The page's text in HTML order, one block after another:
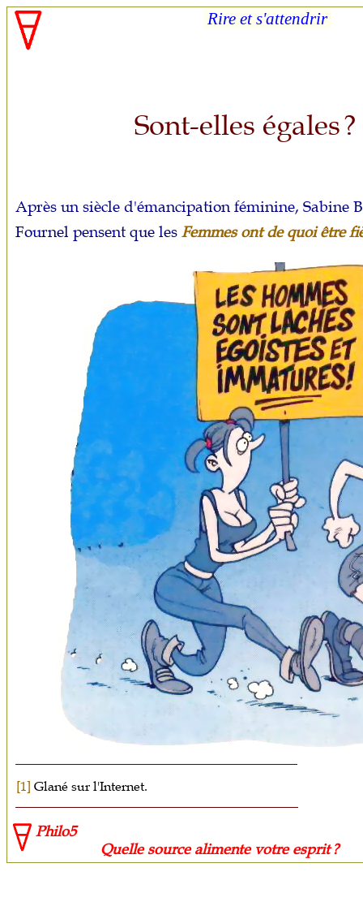
Rire et s'attendrir
Sont-elles égales?
Après un siècle d'émancipation féminine, Sabine
Fournel pensent que les Femmes ont de quoi être
[1] Glané sur l'Internet.
Philo5
Quelle source alimente votre esprit ?